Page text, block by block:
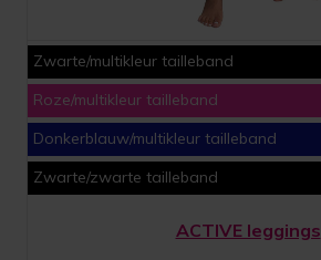
Zwarte/multikleur tailleband
Roze/multikleur tailleband
Donkerblauw/multikleur tailleband
Zwarte/zwarte tailleband
ACTIVE leggings